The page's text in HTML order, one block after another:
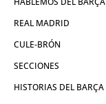
REAL MADRID
CULE-BRÓN
SECCIONES
HISTORIAS DEL BARÇA